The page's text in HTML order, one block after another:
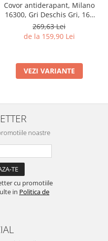
Covor antiderapant, Milano
16300, Gri Deschis Gri, 160
x 230 cm, Grosime 4 mm
269,63 Lei
de la 159,90 Lei
VEZI VARIANTE
noastre
cu promotiile
in Politica de